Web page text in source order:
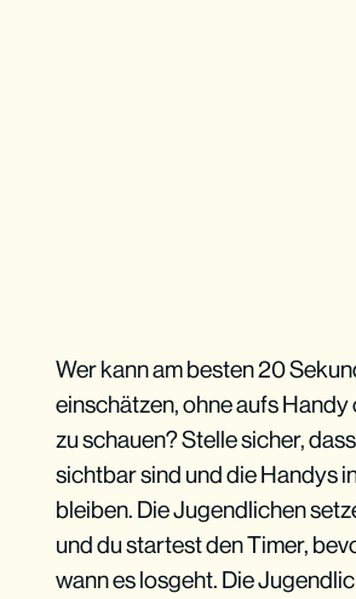
Wer kann am besten 20
einschätzen, ohne aufs Handy
zu schauen? Stelle sicher,
sichtbar sind und die Handys
bleiben. Die Jugendlichen
und du startest den Timer,
wann es losgeht. Die